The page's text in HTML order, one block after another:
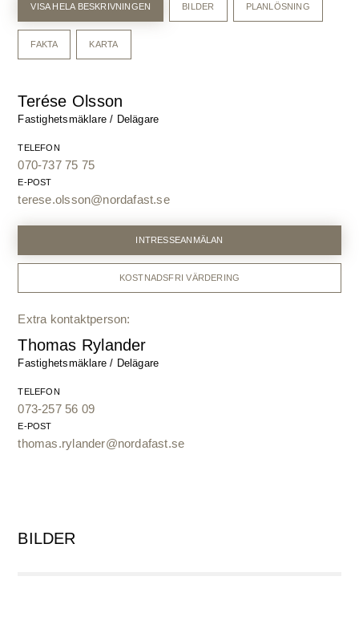
VISA HELA BESKRIVNINGEN BILDER PLANLÖSNING
FAKTA KARTA
Terése Olsson
Fastighetsmäklare / Delägare
TELEFON
070-737 75 75
E-POST
terese.olsson@nordafast.se
INTRESSEANMÄLAN
KOSTNADSFRI VÄRDERING
Thomas Rylander
Fastighetsmäklare / Delägare
TELEFON
073-257 56 09
E-POST
thomas.rylander@nordafast.se
BILDER